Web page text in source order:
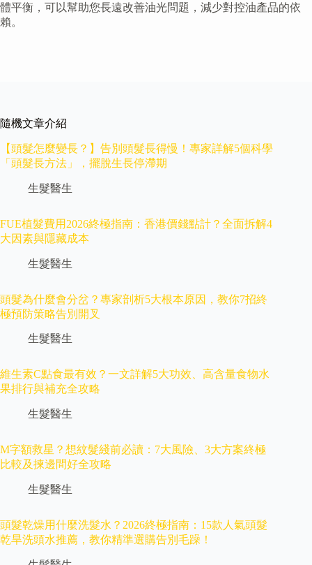
體平衡，可以幫助您長遠改善油光問題，減少對控油產品的依
賴。
隨機文章介紹
【頭髮怎麼變長？】告別頭髮長得慢！專家詳解5個科學
「頭髮長方法」，擺脫生長停滯期
生髮醫生
FUE植髮費用2026終極指南：香港價錢點計？全面拆解4
大因素與隱藏成本
生髮醫生
頭髮為什麼會分岔？專家剖析5大根本原因，教你7招終
極預防策略告別開叉
生髮醫生
維生素C點食最有效？一文詳解5大功效、高含量食物水
果排行與補充全攻略
生髮醫生
M字額救星？想紋髮綫前必讀：7大風險、3大方案終極
比較及揀邊間好全攻略
生髮醫生
頭髮乾燥用什麼洗髮水？2026終極指南：15款人氣頭髮
乾旱洗頭水推薦，教你精準選購告別毛躁！